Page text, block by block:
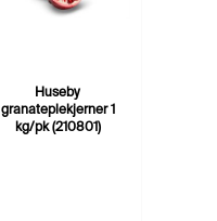
Huseby
granateplekjerner 1
kg/pk (210801)